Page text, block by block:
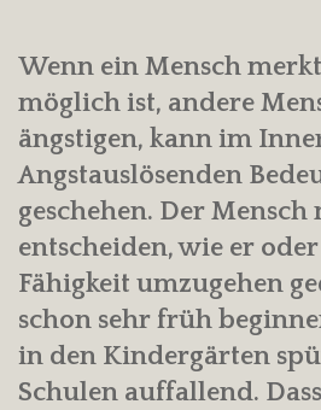
Wenn ein Mensch
möglich ist, andere
ängstigen, kann im
Angstauslösenden
geschehen. Der Mensch
entscheiden, wie er
Fähigkeit umzugehen
schon sehr früh
in den Kindergärten
Schulen auffallend.